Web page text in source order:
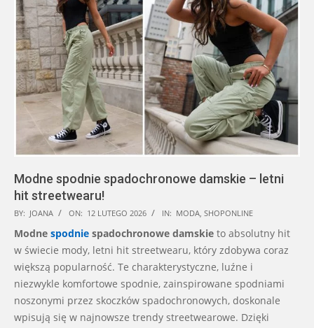
Modne spodnie spadochronowe damskie – letni
hit streetwearu!
2026-
02-
12
BY: JOANA ON: 12 LUTEGO 2026 IN: MODA, SHOPONLINE
Modne spodnie spadochronowe damskie to absolutny hit
w świecie mody, letni hit streetwearu, który zdobywa coraz
większą popularność. Te charakterystyczne, luźne i
niezwykle komfortowe spodnie, zainspirowane spodniami
noszonymi przez skoczków spadochronowych, doskonale
wpisują się w najnowsze trendy streetwearowe. Dzięki